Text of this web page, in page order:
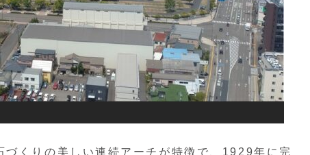
くりの美しい連続アーチが特徴で、1929年に完